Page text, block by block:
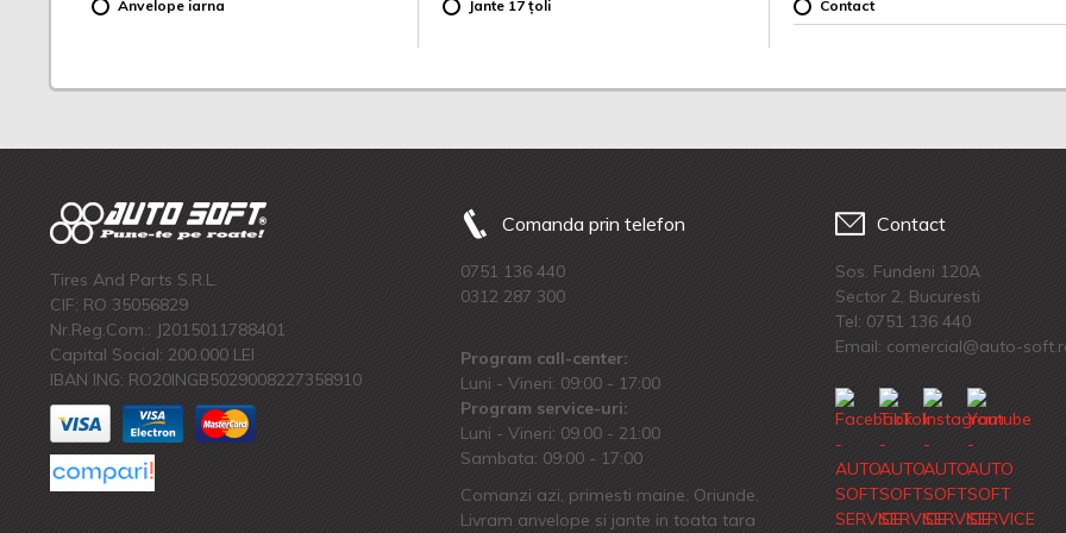
Anvelope iarna Jante 17 țoli Contact
Tires And Parts S.R.L.
CIF: RO 35056829
Nr.Reg.Com.: J2015011788401
Capital Social: 200.000 LEI
IBAN ING: RO20INGB5029008227358910
Comanda prin telefon
0751 136 440
0312 287 300
Program call-center:
Luni - Vineri: 09:00 - 17:00
Program service-uri:
Luni - Vineri: 09.00 - 21:00
Sambata: 09:00 - 17:00
Comanzi azi, primesti maine. Oriunde.
Livram anvelope si jante in toata tara
Contact
Sos. Fundeni 120A
Sector 2, Bucuresti
Tel: 0751 136 440
Email: comercial@auto-